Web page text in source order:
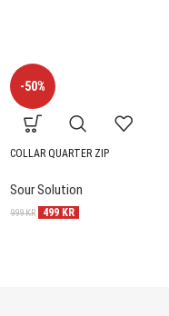
-50%
COLLAR QUARTER ZIP
Sour Solution
999KR 499 KR